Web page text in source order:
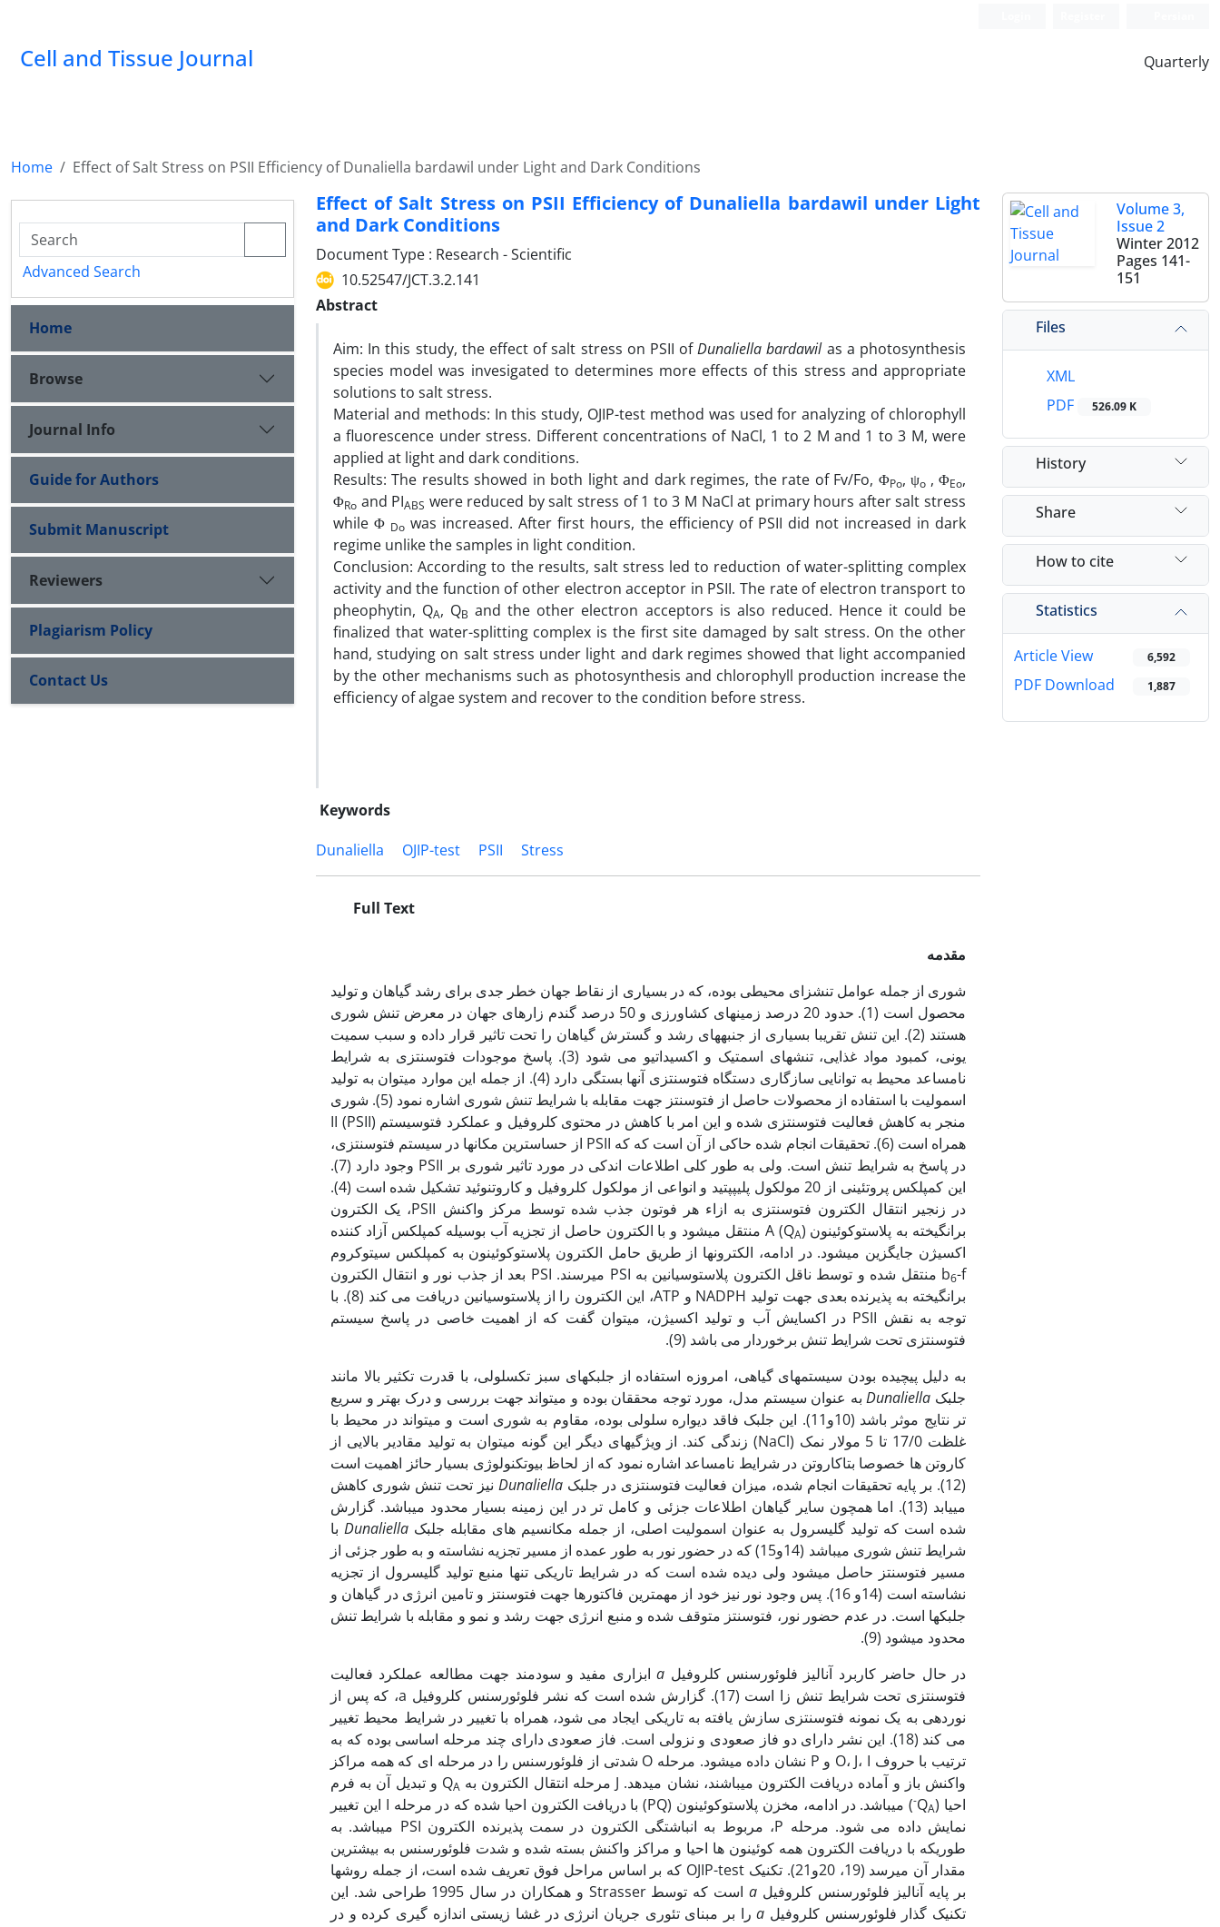
Cell and Tissue Journal Quarterly
Home Effect of Salt Stress on PSII Efficiency of Dunaliella bardawil under Light and Dark Conditions
Effect of Salt Stress on PSII Efficiency of Dunaliella bardawil under Light
and Dark Conditions
Document Type : Research - Scientific
10.52547/JCT.3.2.141
Abstract
Aim: In this study, the effect of salt stress on PSII ofDunaliella bardawilas a photosynthesis
species model was invesigated to determines more effects of this stress and appropriate
solutions to salt stress.
Material and methods: In this study, OJIP-test method was used for analyzing of chlorophyll
a fluorescence under stress. Different concentrations of NaCl, 1 to 2 M and 1 to 3 M, were
applied at light and dark conditions.
Results: The results showed in both light and dark regimes, the rate of Fv/Fo, ΦPo, ψo , ΦEo,
ΦRo and PIABS were reduced by salt stress of 1 to 3 M NaCl at primary hours after salt stress
while Φ Do was increased. After first hours, the efficiency of PSII did not increased in dark
regime unlike the samples in light condition.
Conclusion: According to the results, salt stress led to reduction of water-splitting complex
activity and the function of other electron acceptor in PSII. The rate of electron transport to
pheophytin, QA, QB and the other electron acceptors is also reduced. Hence it could be
finalized that water-splitting complex is the first site damaged by salt stress. On the other
hand, studying on salt stress under light and dark regimes showed that light accompanied
by the other mechanisms such as photosynthesis and chlorophyll production increase the
efficiency of algae system and recover to the condition before stress.
Keywords
Dunaliella
OJIP-test PSII Stress
Full Text
مقدمه
شوری از جمله عوامل تنش‏زای محیطی بوده، که در بسیاری از نقاط جهان خطر جدی برای رشد گیاهان و تولید
محصول است (1). حدود 20 درصد زمین‏های کشاورزی و 50 درصد گندم زارهای جهان در معرض تنش شوری
هستند (2). این تنش تقریبا بسیاری از جنبه‏های رشد و گسترش گیاهان را تحت تاثیر قرار داده و سبب سمیت
یونی، کمبود مواد غذایی، تنش‏های اسمتیک و اکسیداتیو می شود (3). پاسخ موجودات فتوسنتزی به شرایط
نامساعد محیط به توانایی سازگاری دستگاه فتوسنتزی آن‏ها بستگی دارد (4). از جمله این موارد می‏توان به تولید
اسمولیت با استفاده از محصولات حاصل از فتوسنتز جهت مقابله با شرایط تنش شوری اشاره نمود (5). شوری
منجر به کاهش فعالیت فتوسنتزی شده و این امر با کاهش در محتوی کلروفیل و عملکرد فتوسیستم II (PSII)
همراه است (6). تحقیقات انجام شده حاکی از آن است که که PSII از حساس­ترین مکان­ها در سیستم فتوسنتزی،
در پاسخ به شرایط تنش است. ولی به طور کلی اطلاعات اندکی در مورد تاثیر شوری بر PSII وجود دارد (7).
این کمپلکس پروتئینی از 20 مولکول پلی‏پپتید و انواعی از مولکول کلروفیل و کاروتنوئید تشکیل شده است (4).
در زنجیر انتقال الکترون فتوسنتزی به ازاء هر فوتون جذب شده توسط مرکز واکنش PSII، یک الکترون
برانگیخته به پلاستوکوئینون A (Q
A
) منتقل می‏شود و با الکترون حاصل از تجزیه آب بوسیله کمپلکس آزاد کننده
اکسیژن جایگزین می‏شود. در ادامه، الکترون‏ها از طریق حامل الکترون پلاستوکوئینون به کمپلکس سیتوکروم
b6
-f منتقل شده و توسط ناقل الکترون پلاستوسیانین به PSI می­رسند. PSI بعد از جذب نور و انتقال الکترون
برانگیخته به پذیرنده بعدی جهت تولید NADPH و ATP، این الکترون را از پلاستوسیانین دریافت می کند (8). با
توجه به نقش PSII در اکسایش آب و تولید اکسیژن، می‏توان گفت که از اهمیت خاصی در پاسخ سیستم
فتوسنتزی تحت شرایط تنش برخوردار می باشد (9).
به دلیل پیچیده بودن سیستم­های گیاهی، امروزه استفاده از جلبک­های سبز تک‏سلولی، با قدرت تکثیر بالا مانند
جلبک Dunaliellaبه عنوان سیستم مدل، مورد توجه محققان بوده و می‏تواند جهت بررسی و درک بهتر و سریع
تر نتایج موثر باشد (10و11). این جلبک فاقد دیواره سلولی بوده، مقاوم به شوری است و می‏تواند در محیط با
غلظت 17/0 تا 5 مولار نمک (NaCl) زندگی کند. از ویژگی‏های دیگر این گونه می‏توان به تولید مقادیر بالایی از
کاروتن ها خصوصا بتاکاروتن در شرایط نامساعد اشاره نمود که از لحاظ بیوتکنولوژی بسیار حائز اهمیت است
(12). بر پایه تحقیقات انجام شده، میزان فعالیت فتوسنتزی در جلبک
Dunaliella نیز تحت تنش شوری کاهش
می‏یابد (13). اما همچون سایر گیاهان اطلاعات جزئی و کامل تر در این زمینه بسیار محدود می‏باشد. گزارش
شده است که تولید گلیسرول به عنوان اسمولیت اصلی، از جمله مکانسیم های مقابله جلبکDunaliella با
شرایط تنش شوری می‏باشد (14و15) که در حضور نور به طور عمده از مسیر تجزیه نشاسته و به طور جزئی از
مسیر فتوسنتز حاصل می‏شود ولی دیده شده است که در شرایط تاریکی تنها منبع تولید گلیسرول از تجزیه
نشاسته است (14و 16). پس وجود نور نیز خود از مهم‏ترین فاکتورها جهت فتوسنتز و تامین انرژی در گیاهان و
جلبک‏ها است. در عدم حضور نور، فتوسنتز متوقف شده و منبع انرژی جهت رشد و نمو و مقابله با شرایط تنش
محدود می­شود (9).
در حال حاضر کاربرد آنالیز فلوئورسنس کلروفیل aابزاری مفید و سودمند جهت مطالعه عملکرد فعالیت
فتوسنتزی تحت شرایط تنش زا است (17). گزارش شده است که نشر فلوئورسنس کلروفیل a، که پس از
نوردهی به یک نمونه فتوسنتزی سازش یافته به تاریکی ایجاد می شود، همراه با تغییر در شرایط محیط تغییر
می کند (18). این نشر دارای دو فاز صعودی و نزولی است. فاز صعودی دارای چند مرحله اساسی بوده که به
ترتیب با حروف O، J، I و P نشان داده می­شود. مرحله O شدتی از فلوئورسنس را در مرحله ای که همه مراکز
واکنش باز و آماده دریافت الکترون می‏باشند، نشان می­دهد. J مرحله انتقال الکترون به Q
A
و تبدیل آن به فرم
احیا (QA
-
) می­باشد. در ادامه، مخزن پلاستوکوئینون (PQ) با دریافت الکترون احیا شده که در مرحله I این تغییر
نمایش داده می شود. مرحله P، مربوط به انباشتگی الکترون در سمت پذیرنده الکترون PSI می­باشد. به
طوری‏که با دریافت الکترون همه کوئینون ها احیا و مراکز واکنش بسته شده و شدت فلوئورسنس به بیشترین
مقدار آن می‏رسد (19، 20و21). تکنیک OJIP-test که بر اساس مراحل فوق تعریف شده است، از جمله روش­ها
بر پایه آنالیز فلوئورسنس کلروفیلa
است که توسط Strasser و همکاران در سال 1995 طراحی شد. این
تکنیک گذار فلوئورسنس کلروفیل aرا بر مبنای تئوری جریان انرژی در غشا زیستی اندازه گیری کرده و در
Volume 3,
Issue 2
Winter 2012
Pages 141-
151
Files
XML
PDF
526.09 K
History
Share
How to cite
Statistics
Article View 6,592
PDF Download 1,887
Advanced Search
Home
Browse
Journal Info
Guide for Authors
Submit Manuscript
Reviewers
Plagiarism Policy
Contact Us